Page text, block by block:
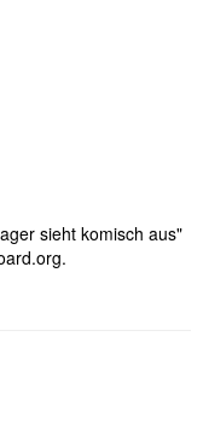
sieht komisch aus"